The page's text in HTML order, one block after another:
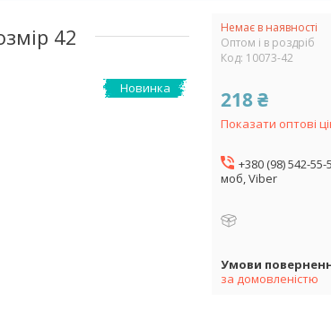
42
Новинка
Немає в наявності
Оптом і в роздріб
Код: 10073-42
218 ₴
Показати оптові
+380 (98) 542-55-
моб, Viber
за домовленістю